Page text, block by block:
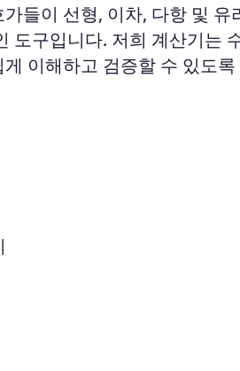
들이 선형, 이차, 다항 및 유
도구입니다. 저희 계산기는
이해하고 검증할 수 있도록